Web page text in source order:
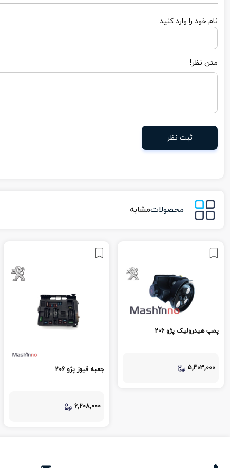
نام خود را وارد کنید
متن نظر!
ثبت نظر
محصولاتمشابه
پمپ هیدرولیک پژو 206
5,403,000 جعبه فیوز پژو 206
6,208,000